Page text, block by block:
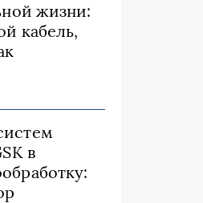
жизни:
кабель,
в